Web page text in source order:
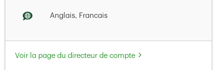
Anglais, Francais
Voir la page du directeur de compte